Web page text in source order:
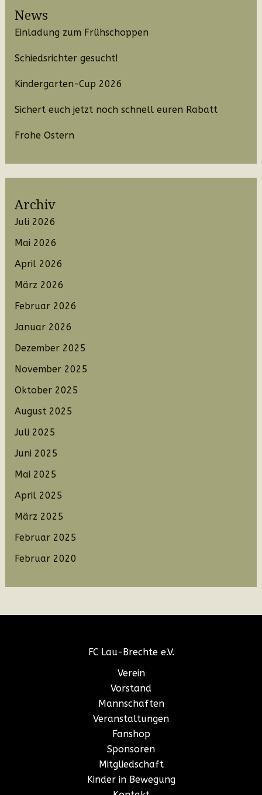
News
Einladung zum Frühschoppen
Schiedsrichter gesucht!
Kindergarten-Cup 2026
Sichert euch jetzt noch schnell euren Rabatt
Frohe Ostern
Archiv
Juli 2026
Mai 2026
April 2026
März 2026
Februar 2026
Januar 2026
Dezember 2025
November 2025
Oktober 2025
August 2025
Juli 2025
Juni 2025
Mai 2025
April 2025
März 2025
Februar 2025
Februar 2020
FC Lau-Brechte e.V.
Verein
Vorstand
Mannschaften
Veranstaltungen
Fanshop
Sponsoren
Mitgliedschaft
Kinder in Bewegung